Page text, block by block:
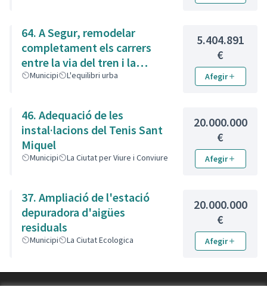
64. A Segur, remodelar
completament els carrers
entre la via del tren i la
carretera
Municipi L'equilibri urba
5.404.891
€
Afegir
46. Adequació de les
instal·lacions del Tenis Sant
Miquel
Municipi La Ciutat per Viure i Conviure
20.000.000
€
Afegir
37. Ampliació de l'estació
depuradora d'aigües
residuals
Municipi La Ciutat Ecologica
20.000.000
€
Afegir